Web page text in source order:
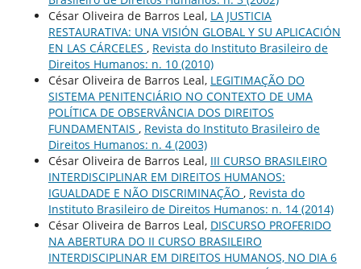
César Oliveira de Barros Leal, LA JUSTICIA
RESTAURATIVA: UNA VISIÓN GLOBAL Y SU APLICACIÓN
EN LAS CÁRCELES , Revista do Instituto Brasileiro de
Direitos Humanos: n. 10 (2010)
César Oliveira de Barros Leal, LEGITIMAÇÃO DO
SISTEMA PENITENCIÁRIO NO CONTEXTO DE UMA
POLÍTICA DE OBSERVÂNCIA DOS DIREITOS
FUNDAMENTAIS , Revista do Instituto Brasileiro de
Direitos Humanos: n. 4 (2003)
César Oliveira de Barros Leal, III CURSO BRASILEIRO
INTERDISCIPLINAR EM DIREITOS HUMANOS:
IGUALDADE E NÃO DISCRIMINAÇÃO , Revista do
Instituto Brasileiro de Direitos Humanos: n. 14 (2014)
César Oliveira de Barros Leal, DISCURSO PROFERIDO
NA ABERTURA DO II CURSO BRASILEIRO
INTERDISCIPLINAR EM DIREITOS HUMANOS, NO DIA 6